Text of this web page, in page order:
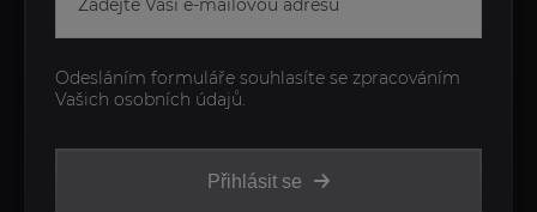
Přihlásit se
Odesláním formuláře souhlasíte se zpracováním
Vašich osobních údajů.